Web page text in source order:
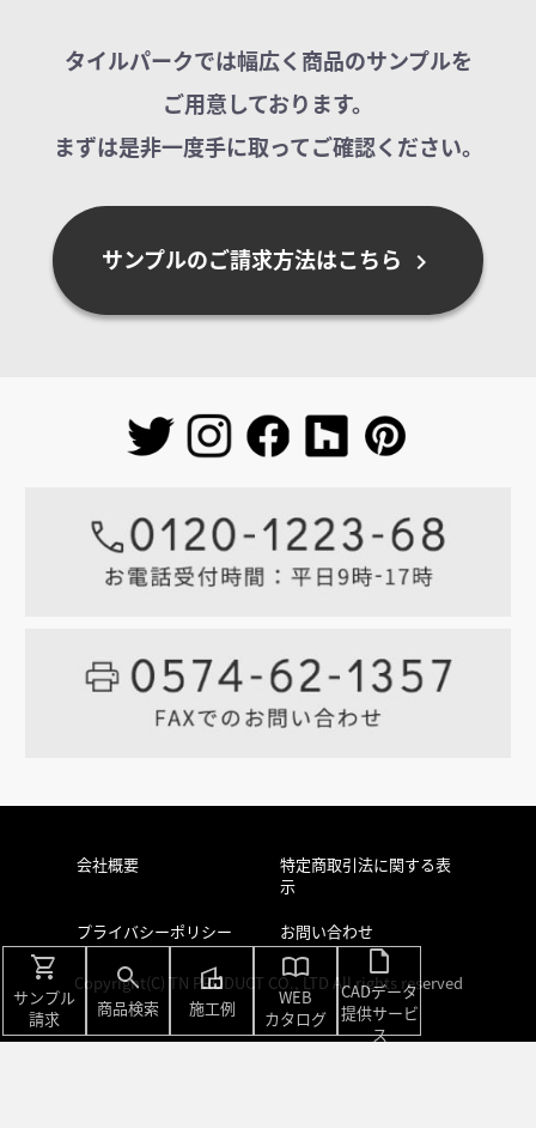
shopping_cart
サンプル
請求
search
商品検索
villa
施工例
import_contacts
WEB
カタログ
draft
CADデータ
提供サービ
ス
タイルパークでは幅広く商品のサンプルを
ご用意しております。
まずは是非一度手に取ってご確認ください。
サンプルのご請求方法はこちら chevron_right
会社概要
特定商取引法に関する表
示
プライバシーポリシー
お問い合わせ
Copyright(C) TN PRODUCT CO., LTD All rights reserved